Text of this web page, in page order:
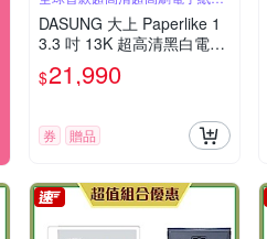
示器
DASUNG 大上 Paperlike 1
3.3 吋 13K 超高清黑白電子
紙顯示器
$21,990
券 贈品